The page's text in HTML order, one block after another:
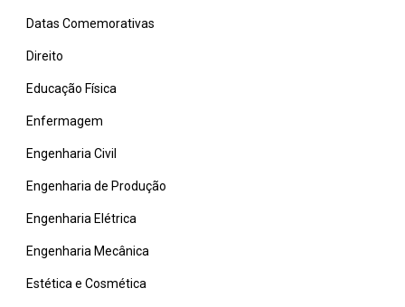
Datas Comemorativas
Direito
Educação Física
Enfermagem
Engenharia Civil
Engenharia de Produção
Engenharia Elétrica
Engenharia Mecânica
Estética e Cosmética